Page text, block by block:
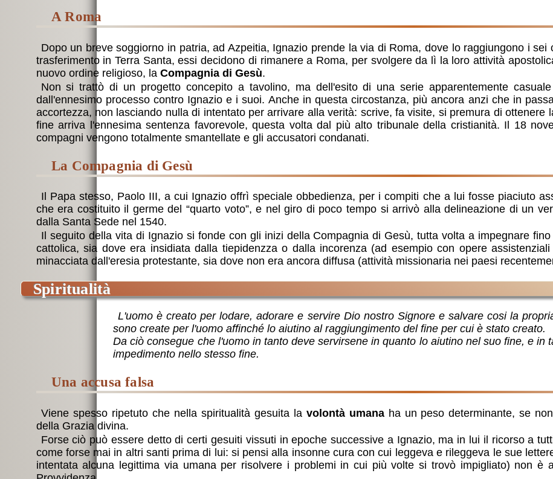
a Roma
Dopo un breve soggiorno in patria, ad Azpeitia, Ignazio prende la via di Roma, dove lo raggiungono i
trasferimento in Terra Santa, essi decidono di rimanere a Roma, per svolgere da lì la loro attività
nuovo ordine religioso, la Compagnia di Gesù.
Non si trattò di un progetto concepito a tavolino, ma dell'esito di una serie apparentemente
dall'ennesimo processo contro Ignazio e i suoi. Anche in questa circostanza, più ancora anzi che in
accortezza, non lasciando nulla di intentato per arrivare alla verità: scrive, fa visite, si premura di ottenere
fine arriva l'ennesima sentenza favorevole, questa volta dal più alto tribunale della cristianità. Il 18
compagni vengono totalmente smantellate e gli accusatori condanati.
la Compagnia di Gesù
Il Papa stesso, Paolo III, a cui Ignazio offrì speciale obbedienza, per i compiti che a lui fosse piaciuto
che era costituito il germe del “quarto voto”, e nel giro di poco tempo si arrivò alla delineazione di un
dalla Santa Sede nel 1540.
Il seguito della vita di Ignazio si fonde con gli inizi della Compagnia di Gesù, tutta volta a impegnare
cattolica, sia dove era insidiata dalla tiepidenzza o dalla incorenza (ad esempio con opere
minacciata dall'eresia protestante, sia dove non era ancora diffusa (attività missionaria nei paesi
spiritualità
L'uomo è creato per lodare, adorare e servire Dio nostro Signore e salvare cosi la
sono create per l'uomo affinché lo aiutino al raggiungimento del fine per cui è stato creato.
Da ciò consegue che l'uomo in tanto deve servirsene in quanto lo aiutino nel suo fine, e in
impedimento nello stesso fine.
una accusa falsa
Viene spesso ripetuto che nella spiritualità gesuita la volontà umanaha un peso determinante, se
della Grazia divina.
Forse ciò può essere detto di certi gesuiti vissuti in epoche successive a Ignazio, ma in lui il ricorso a
come forse mai in altri santi prima di lui: si pensi alla insonne cura con cui leggeva e rileggeva le sue
intentata alcuna legittima via umana per risolvere i problemi in cui più volte si trovò impigliato) non è